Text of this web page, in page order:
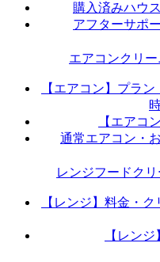
購入済みハウ
アフターサポ
エアコンクリ
【エアコン】プラ
【エアコ
通常エアコン・
レンジフードク
【レンジ】料金・
【レン